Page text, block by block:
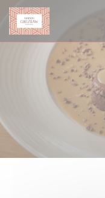
クッキー利用の管理について